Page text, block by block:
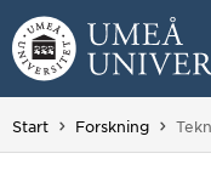
Hoppa direkt till
Huvudmenyn dold.
Start Forskning Du